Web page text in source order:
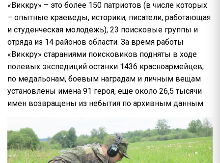
«Виккру» – это более 150 патриотов (в числе которых
– опытные краеведы, историки, писатели, работающая
и студенческая молодежь), 23 поисковые группы и
отряда из 14 районов области. За время работы
«Виккру» стараниями поисковиков подняты в ходе
полевых экспедиций останки 1436 красноармейцев,
по медальонам, боевым наградам и личным вещам
установлены имена 91 героя, еще около 26,5 тысячи
имен возвращены из небытия по архивным данным.